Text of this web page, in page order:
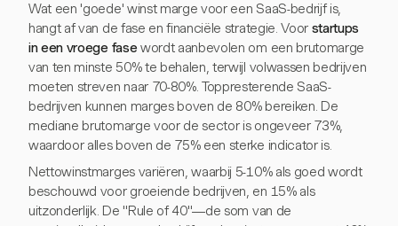
Wat een 'goede' winst marge voor een SaaS-bedrijf is,
hangt af van de fase en financiële strategie. Voor startups
in een vroege fasewordt aanbevolen om een brutomarge
van ten minste 50% te behalen, terwijl volwassen bedrijven
moeten streven naar 70-80%. Toppresterende SaaS-
bedrijven kunnen marges boven de 80% bereiken. De
mediane brutomarge voor de sector is ongeveer 73%,
waardoor alles boven de 75% een sterke indicator is.
Nettowinstmarges variëren, waarbij 5-10% als goed wordt
beschouwd voor groeiende bedrijven, en 15% als
uitzonderlijk. De "Rule of 40"—de som van de